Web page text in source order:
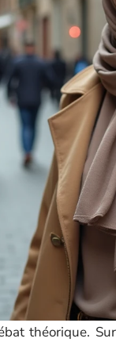
théorique.